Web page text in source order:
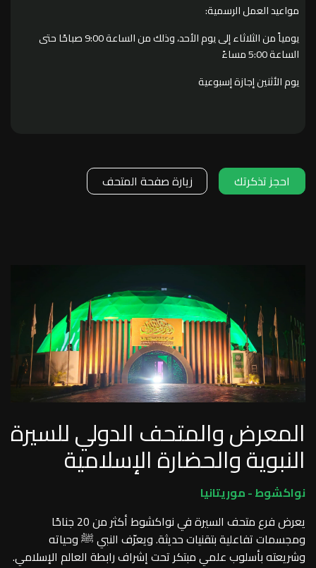
مواعيد العمل الرسمية:
يومياً من الثلاثاء إلى يوم الأحد، وذلك من الساعة 9:00 صباحًا حتى
الساعة 5:00 مساءً
يوم الأثنين إجازة إسبوعية
احجز تذكرتك زيارة صفحة المتحف
المعرض والمتحف الدولي للسيرة
النبوية والحضارة الإسلامية
نواكشوط - موريتانيا
يعرض فرع متحف السيرة في نواكشوط أكثر من 20 جناحًا
ومجسمات تفاعلية بتقنيات حديثة. ويعرّف النبي ﷺ وحياته
وشريعته بأسلوب علمي مبتكر تحت إشراف رابطة العالم الإسلامي.